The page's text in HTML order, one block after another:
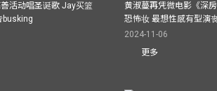
活动唱圣诞歌 Jay买篮
busking
黄淑蔓再凭微电影《深
恐怖妆 最想性感有型演
2024-11-06
更多